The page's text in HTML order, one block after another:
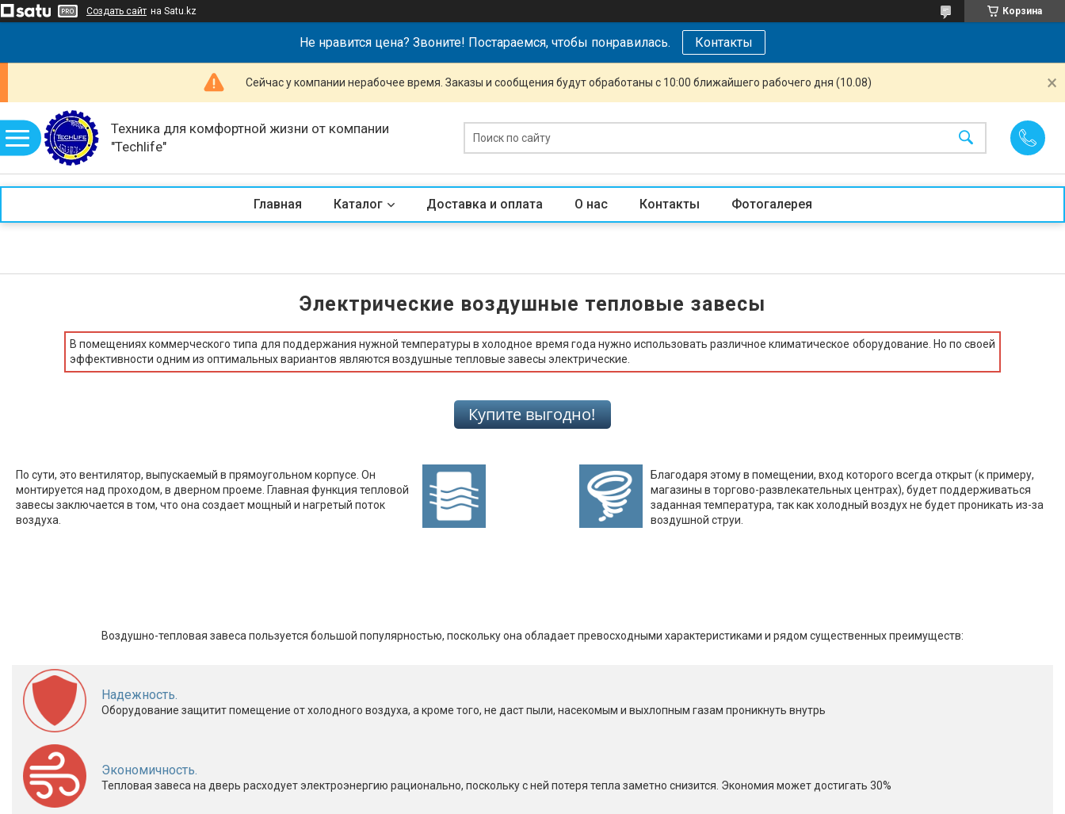
Создать сайт на Satu.kz Корзина
Не нравится цена? Звоните! Постараемся, чтобы понравилась. Контакты
Сейчас у компании нерабочее время. Заказы и сообщения будут обработаны с 10:00 ближайшего рабочего дня (10.08)
Техника для комфортной жизни от компании
"Techlife"
Главная Каталог Доставка и оплата О нас Контакты Фотогалерея
Электрические воздушные тепловые завесы
В помещениях коммерческого типа для поддержания нужной температуры в холодное время года нужно использовать различное климатическое оборудование. Но по своей
эффективности одним из оптимальных вариантов являются воздушные тепловые завесы электрические.
По сути, это вентилятор, выпускаемый в прямоугольном корпусе. Он
монтируется над проходом, в дверном проеме. Главная функция тепловой
завесы заключается в том, что она создает мощный и нагретый поток
воздуха.
Благодаря этому в помещении, вход которого всегда открыт (к примеру,
магазины в торгово-развлекательных центрах), будет поддерживаться
заданная температура, так как холодный воздух не будет проникать из-за
воздушной струи.
Воздушно-тепловая завеса пользуется большой популярностью, поскольку она обладает превосходными характеристиками и рядом существенных преимуществ:
Надежность.
Оборудование защитит помещение от холодного воздуха, а кроме того, не даст пыли, насекомым и выхлопным газам проникнуть внутрь
Экономичность.
Тепловая завеса на дверь расходует электроэнергию рационально, поскольку с ней потеря тепла заметно снизится. Экономия может достигать 30%